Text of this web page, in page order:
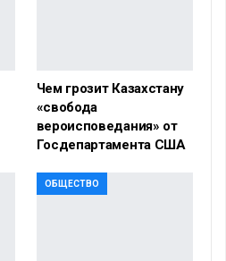
Чем грозит Казахстану
«свобода
вероисповедания» от
Госдепартамента США
ОБЩЕСТВО